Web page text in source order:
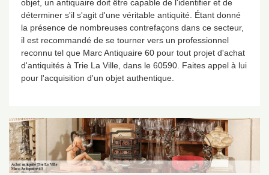
objet, un antiquaire doit être capable de l'identifier et de
déterminer s'il s'agit d'une véritable antiquité. Étant donné
la présence de nombreuses contrefaçons dans ce secteur,
il est recommandé de se tourner vers un professionnel
reconnu tel que Marc Antiquaire 60 pour tout projet d'achat
d'antiquités à Trie La Ville, dans le 60590. Faites appel à lui
pour l'acquisition d'un objet authentique.